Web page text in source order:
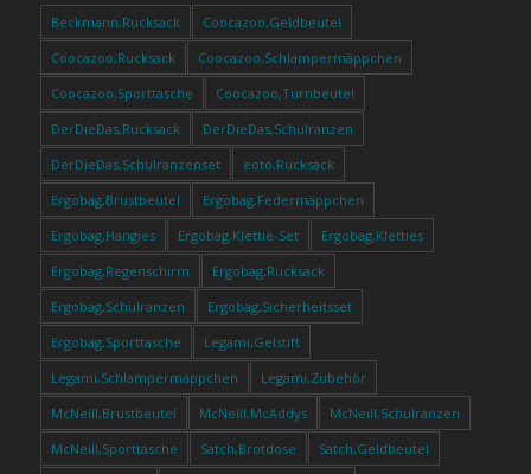
Beckmann,Rucksack
Coocazoo,Geldbeutel
Coocazoo,Rucksack
Coocazoo,Schlampermäppchen
Coocazoo,Sporttasche
Coocazoo,Turnbeutel
DerDieDas,Rucksack
DerDieDas,Schulranzen
DerDieDas,Schulranzenset
eoto,Rucksack
Ergobag,Brustbeutel
Ergobag,Federmäppchen
Ergobag,Hangies
Ergobag,Klettie-Set
Ergobag,Kletties
Ergobag,Regenschirm
Ergobag,Rucksack
Ergobag,Schulranzen
Ergobag,Sicherheitsset
Ergobag,Sporttasche
Legami,Gelstift
Legami,Schlampermäppchen
Legami,Zubehör
McNeill,Brustbeutel
McNeill,McAddys
McNeill,Schulranzen
McNeill,Sporttasche
Satch,Brotdose
Satch,Geldbeutel